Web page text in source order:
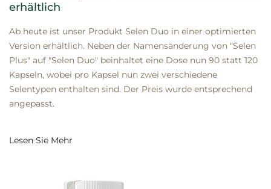
erhältlich
Ab heute ist unser Produkt Selen Duo in einer optimierten
Version erhältlich. Neben der Namensänderung von "Selen
Plus" auf "Selen Duo" beinhaltet eine Dose nun 90 statt 120
Kapseln, wobei pro Kapsel nun zwei verschiedene
Selentypen enthalten sind. Der Preis wurde entsprechend
angepasst.
Lesen Sie Mehr